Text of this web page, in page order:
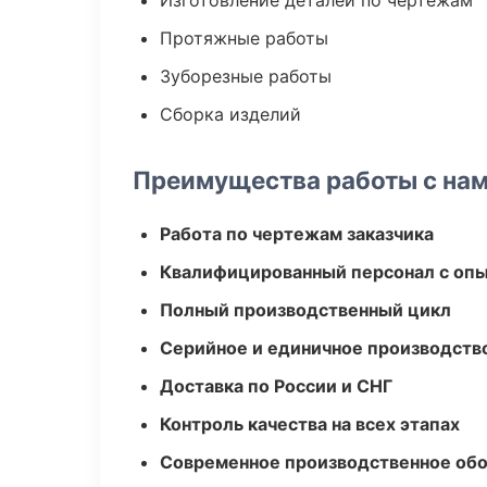
Протяжные работы
Зуборезные работы
Сборка изделий
Преимущества работы с
Работа по чертежам заказчика
Квалифицированный персонал с
Полный производственный цикл
Серийное и единичное
Доставка по России и СНГ
Контроль качества на всех этапах
Современное производственное